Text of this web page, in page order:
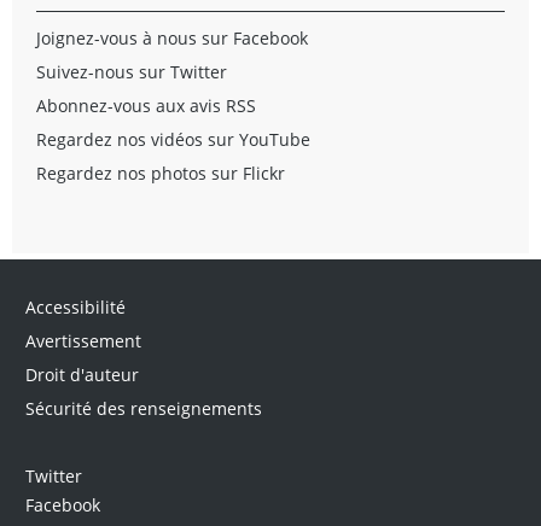
Joignez-vous à nous sur Facebook
Suivez-nous sur Twitter
Abonnez-vous aux avis RSS
Regardez nos vidéos sur YouTube
Regardez nos photos sur Flickr
Accessibilité
Avertissement
Droit d'auteur
Sécurité des renseignements
Twitter
Facebook